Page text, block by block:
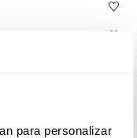
para personalizar